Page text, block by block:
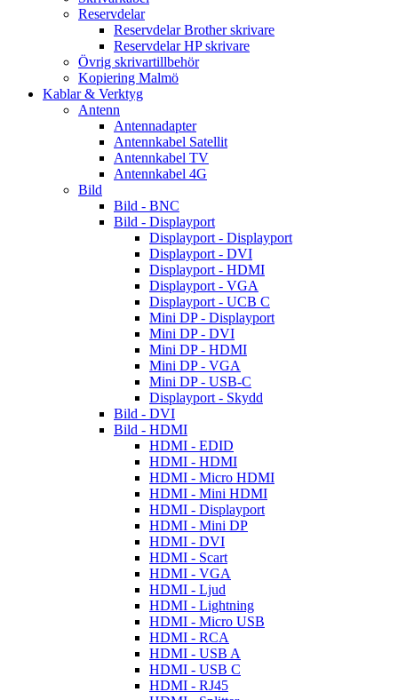
Reservdelar
Reservdelar Brother skrivare
Reservdelar HP skrivare
Övrig skrivartillbehör
Kopiering Malmö
Kablar & Verktyg
Antenn
Antennadapter
Antennkabel Satellit
Antennkabel TV
Antennkabel 4G
Bild
Bild - BNC
Bild - Displayport
Displayport - Displayport
Displayport - DVI
Displayport - HDMI
Displayport - VGA
Displayport - UCB C
Mini DP - Displayport
Mini DP - DVI
Mini DP - HDMI
Mini DP - VGA
Mini DP - USB-C
Displayport - Skydd
Bild - DVI
Bild - HDMI
HDMI - EDID
HDMI - HDMI
HDMI - Micro HDMI
HDMI - Mini HDMI
HDMI - Displayport
HDMI - Mini DP
HDMI - DVI
HDMI - Scart
HDMI - VGA
HDMI - Ljud
HDMI - Lightning
HDMI - Micro USB
HDMI - RCA
HDMI - USB A
HDMI - USB C
HDMI - RJ45